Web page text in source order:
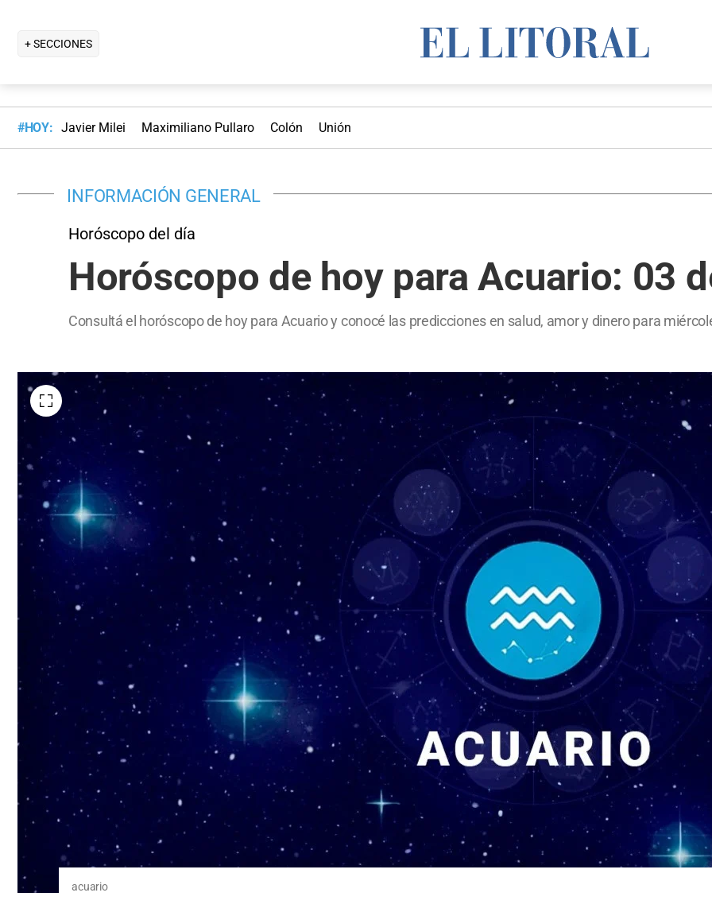
+ SECCIONES
#HOY: Javier Milei Maximiliano Pullaro Colón Unión
INFORMACIÓN GENERAL
Horóscopo del día
Horóscopo de hoy para Acuario: 03
Consultá el horóscopo de hoy para Acuario y conocé las predicciones en salud, amor y dinero para
acuario